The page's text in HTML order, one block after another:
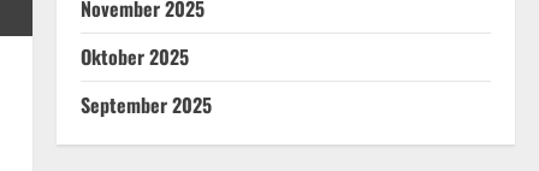
November 2025
Oktober 2025
September 2025